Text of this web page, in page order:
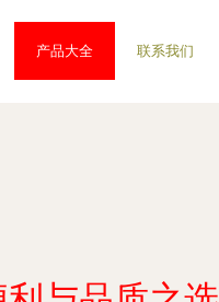
产品大全 联系我们